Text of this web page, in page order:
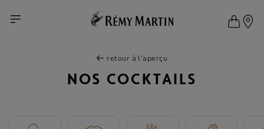
retour à l’aperçu
NOS COCKTAILS